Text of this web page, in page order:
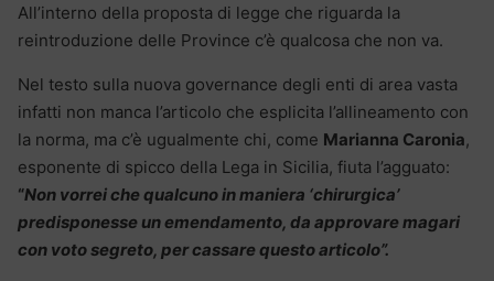
All’interno della proposta di legge che riguarda la
reintroduzione delle Province c’è qualcosa che non va.
Nel testo sulla nuova governance degli enti di area vasta
infatti non manca l’articolo che esplicita l’allineamento con
la norma, ma c’è ugualmente chi, come Marianna Caronia,
esponente di spicco della Lega in Sicilia, fiuta l’agguato:
“Non vorrei che qualcuno in maniera ‘chirurgica’
predisponesse un emendamento, da approvare magari
con voto segreto, per cassare questo articolo”.